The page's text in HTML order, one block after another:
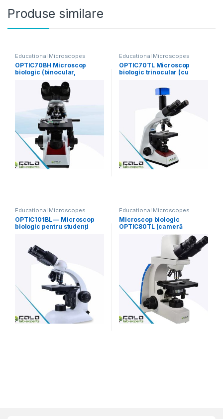
Produse similare
Educational Microscopes
OPTIC70BH Microscop
biologic (binocular,
Educational Microscopes
OPTIC70TL Microscop
biologic trinocular (cu
Educational Microscopes
OPTIC101BL — Microscop
biologic pentru studenți
Educational Microscopes
Microscop biologic
OPTIC80TL (cameră